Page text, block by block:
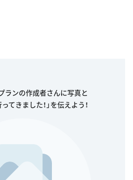
ランの作成者さんに写真と
てきました！」を伝えよう！